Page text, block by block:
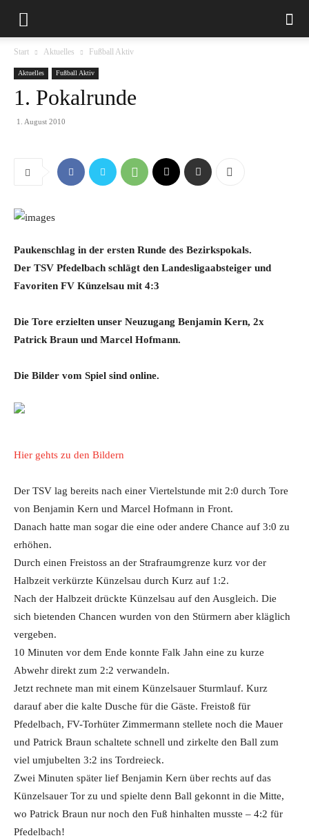
Start Aktuelles Fußball Aktiv
Aktuelles Fußball Aktiv
1. Pokalrunde
1. August 2010
Paukenschlag in der ersten Runde des Bezirkspokals.
Der TSV Pfedelbach schlägt den Landesligaabsteiger und
Favoriten FV Künzelsau mit 4:3
Die Tore erzielten unser Neuzugang Benjamin Kern, 2x
Patrick Braun und Marcel Hofmann.
Die Bilder vom Spiel sind online.
Hier gehts zu den Bildern
Der TSV lag bereits nach einer Viertelstunde mit 2:0 durch Tore
von Benjamin Kern und Marcel Hofmann in Front.
Danach hatte man sogar die eine oder andere Chance auf 3:0 zu
erhöhen.
Durch einen Freistoss an der Strafraumgrenze kurz vor der
Halbzeit verkürzte Künzelsau durch Kurz auf 1:2.
Nach der Halbzeit drückte Künzelsau auf den Ausgleich. Die
sich bietenden Chancen wurden von den Stürmern aber kläglich
vergeben.
10 Minuten vor dem Ende konnte Falk Jahn eine zu kurze
Abwehr direkt zum 2:2 verwandeln.
Jetzt rechnete man mit einem Künzelsauer Sturmlauf. Kurz
darauf aber die kalte Dusche für die Gäste. Freistoß für
Pfedelbach, FV-Torhüter Zimmermann stellete noch die Mauer
und Patrick Braun schaltete schnell und zirkelte den Ball zum
viel umjubelten 3:2 ins Tordreieck.
Zwei Minuten später lief Benjamin Kern über rechts auf das
Künzelsauer Tor zu und spielte denn Ball gekonnt in die Mitte,
wo Patrick Braun nur noch den Fuß hinhalten musste – 4:2 für
Pfedelbach!